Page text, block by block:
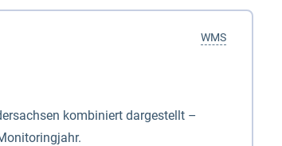
durch Verordnung
WMS
kombiniert dargestellt –